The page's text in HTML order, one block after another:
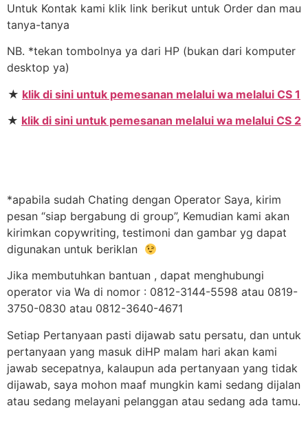
Untuk Kontak kami klik link berikut untuk Order dan mau
tanya-tanya
NB. *tekan tombolnya ya dari HP (bukan dari komputer
desktop ya)
★ klik di sini untuk pemesanan melalui wa melalui CS 1
★ klik di sini untuk pemesanan melalui wa melalui CS 2
*apabila sudah Chating dengan Operator Saya, kirim
pesan “siap bergabung di group”, Kemudian kami akan
kirimkan copywriting, testimoni dan gambar yg dapat
digunakan untuk beriklan
Jika membutuhkan bantuan , dapat menghubungi
operator via Wa di nomor : 0812-3144-5598 atau 0819-
3750-0830 atau 0812-3640-4671
Setiap Pertanyaan pasti dijawab satu persatu, dan untuk
pertanyaan yang masuk diHP malam hari akan kami
jawab secepatnya, kalaupun ada pertanyaan yang tidak
dijawab, saya mohon maaf mungkin kami sedang dijalan
atau sedang melayani pelanggan atau sedang ada tamu.